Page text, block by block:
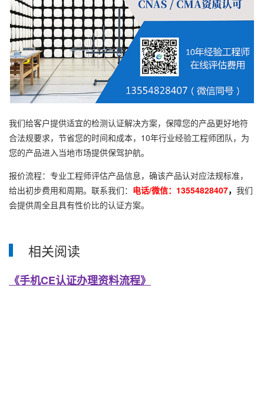
我们给客户提供适宜的检测认证解决方案，保障您的产品更好地符
合法规要求，节省您的时间和成本，10年行业经验工程师团队，为
您的产品进入当地市场提供保驾护航。
报价流程：专业工程师评估产品信息，确该产品认对应法规标准，
给出初步费用和周期。联系我们： 电话/微信：13554828407， 我们
会提供周全且具有性价比的认证方案。
相关阅读
《手机CE认证办理资料流程》